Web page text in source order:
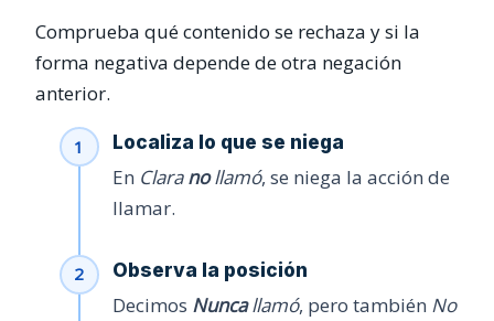
Comprueba qué contenido se rechaza y si la
forma negativa depende de otra negación
anterior.
Localiza lo que se niega
En Claranollamó, se niega la acción de
llamar.
Observa la posición
Decimos Nuncallamó, pero también No